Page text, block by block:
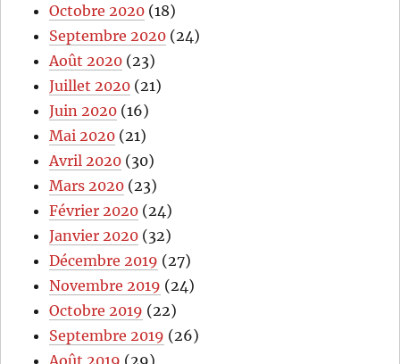
Octobre 2020 (18)
Septembre 2020 (24)
Août 2020 (23)
Juillet 2020 (21)
Juin 2020 (16)
Mai 2020 (21)
Avril 2020 (30)
Mars 2020 (23)
Février 2020 (24)
Janvier 2020 (32)
Décembre 2019 (27)
Novembre 2019 (24)
Octobre 2019 (22)
Septembre 2019 (26)
Août 2019 (29)